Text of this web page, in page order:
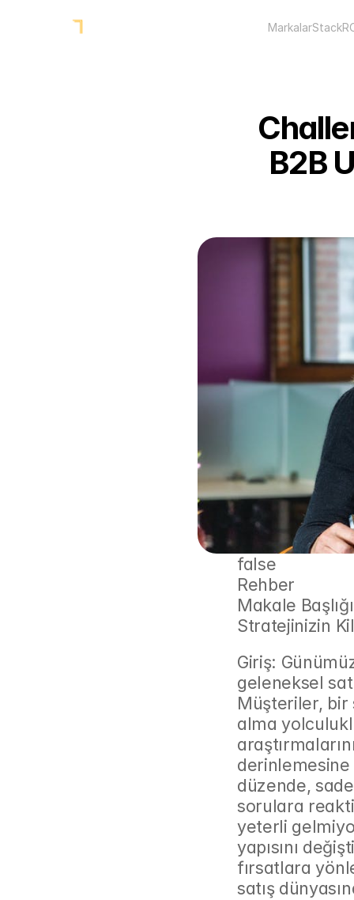
MarkalarStack
B2B
false
Rehber
Makale
Stratejinizin
Giriş:
geleneksel
Müşteriler, bir
alma
düzende,
sorulara
yeterli
yapısını
fırsatlara
satış